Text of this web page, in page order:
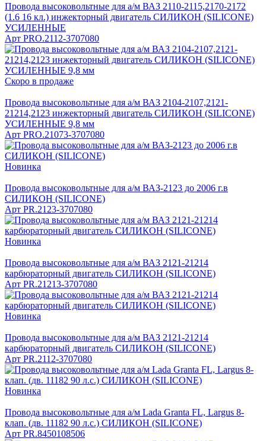
Провода высоковольтные для а/м ВАЗ 2110-2115,2170-2172
(1.6 16 кл.) инжекторный двигатель СИЛИКОН (SILICONE)
УСИЛЕННЫЕ
Арт PRO.2112-3707080
Скоро в продаже
Провода высоковольтные для а/м ВАЗ 2104-2107,2121-
21214,2123 инжекторный двигатель СИЛИКОН (SILICONE)
УСИЛЕННЫЕ 9,8 мм
Арт PRO.21073-3707080
Новинка
Провода высоковольтные для а/м ВАЗ-2123 до 2006 г.в
СИЛИКОН (SILICONE)
Арт PR.2123-3707080
Новинка
Провода высоковольтные для а/м ВАЗ 2121-21214
карбюраторный двигатель СИЛИКОН (SILICONE)
Арт PR.21213-3707080
Новинка
Провода высоковольтные для а/м ВАЗ 2121-21214
карбюраторный двигатель СИЛИКОН (SILICONE)
Арт PR.2112-3707080
Новинка
Провода высоковольтные для а/м Lada Granta FL, Largus 8-
клап. (дв. 11182 90 л.с.) СИЛИКОН (SILICONE)
Арт PR.8450108506